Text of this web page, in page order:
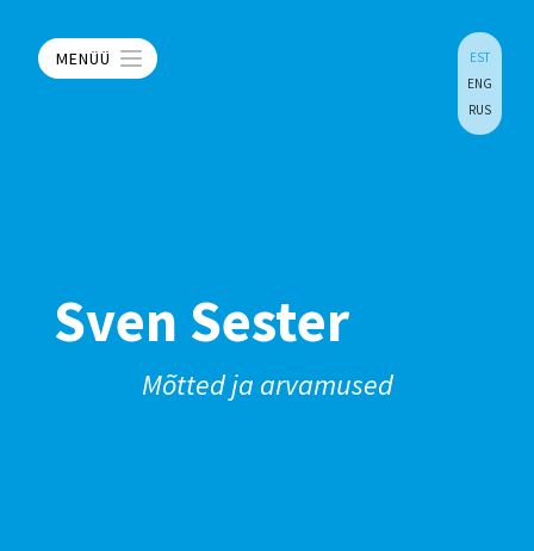
MENÜÜ
EST
ENG
RUS
Sven Sester
Mõtted ja arvamused